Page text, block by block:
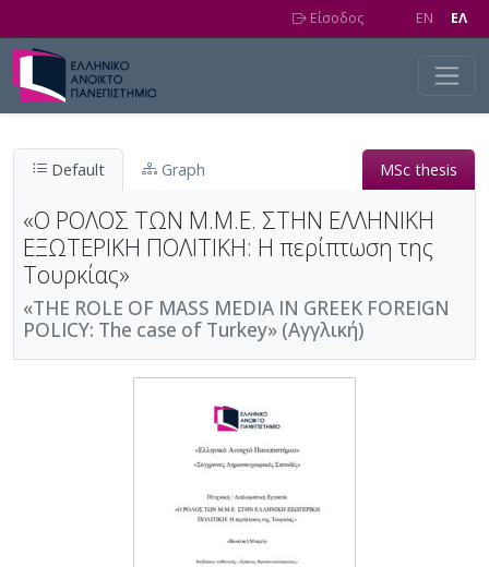
Είσοδος EN EΛ
Default Graph MSc thesis
«Ο ΡΟΛΟΣ ΤΩΝ Μ.Μ.Ε. ΣΤΗΝ ΕΛΛΗΝΙΚΗ
ΕΞΩΤΕΡΙΚΗ ΠΟΛΙΤΙΚΗ: H περίπτωση της
Τουρκίας»
«THE ROLE OF MASS MEDIA IN GREEK FOREIGN
POLICY: The case of Turkey» (Αγγλική)